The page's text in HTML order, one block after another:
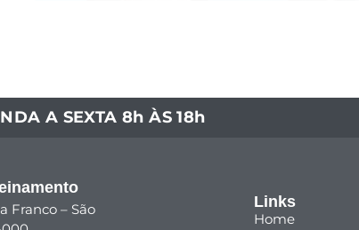
A SEXTA 8h ÀS 18h
Franco – São
Links
Home